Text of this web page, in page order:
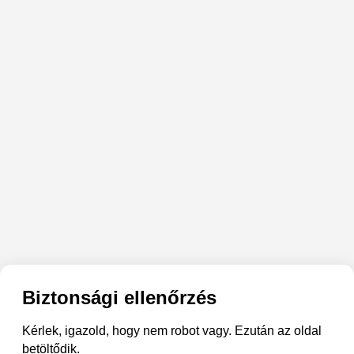
Biztonsági ellenőrzés
Kérlek, igazold, hogy nem robot vagy. Ezután az oldal
betöltődik.